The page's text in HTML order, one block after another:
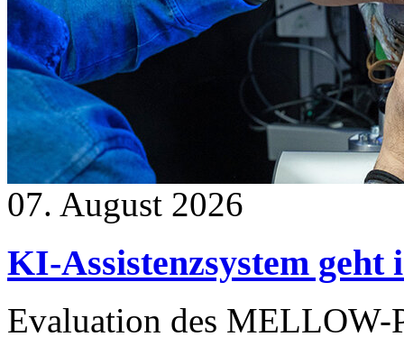
07. August 2026
KI-Assistenzsystem geht
Evaluation des MELLOW-